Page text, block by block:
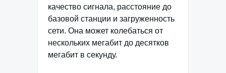
качество сигнала, расстояние до
базовой станции и загруженность
сети. Она может колебаться от
нескольких мегабит до десятков
мегабит в секунду.